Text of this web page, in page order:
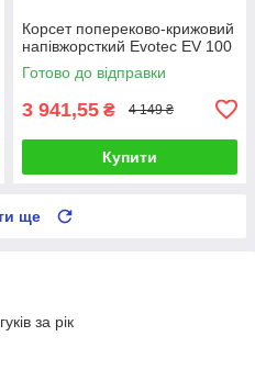
Корсет попереково-крижовий
напівжорсткий Evotec EV 100
Готово до відправки
3 941,55 ₴ 4 149 ₴
Купити
ще
за рік